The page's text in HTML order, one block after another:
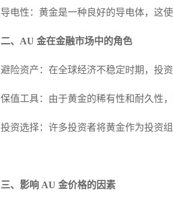
导电性：黄金是一种良好的导电体，这
二、AU 金在金融市场中的角色
避险资产：在全球经济不稳定时期，投
保值工具：由于黄金的稀有性和耐久性
投资选择：许多投资者将黄金作为投资
三、影响 AU 金价格的因素